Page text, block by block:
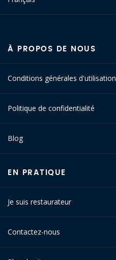
À PROPOS DE NOUS
Conditions générales d'utilisation
Politique de confidentialité
Blog
EN PRATIQUE
Je suis restaurateur
Contactez-nous